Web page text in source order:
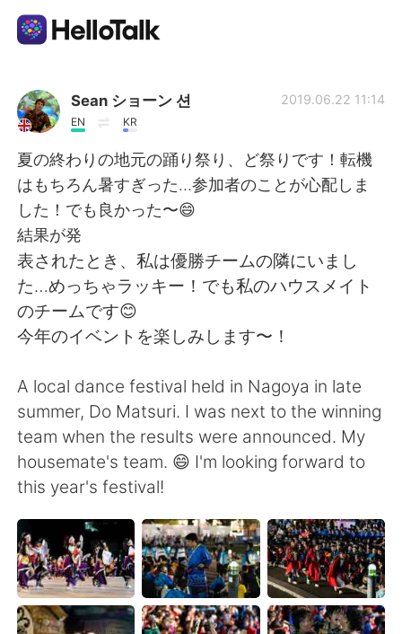
Aplicativo de troca de idioma
AI Grammar Checker
Português
English 简体中文
繁體中文
Deutsch 日本語
Русский
ไทย
Italiano Türkçe
Tiếng Việt
Sean ショーン 션
EN KR
2019.06.22 11:14
夏の終わりの地元の踊り祭り、ど祭りです！転機
はもちろん暑すぎった…参加者のことが心配しま
した！でも良かった〜😄
結果が発
表されたとき、私は優勝チームの隣にいまし
た…めっちゃラッキー！でも私のハウスメイト
のチームです😊
今年のイベントを楽しみします〜！
A local dance festival held in Nagoya in late
summer, Do Matsuri. I was next to the winning
team when the results were announced. My
housemate's team. 😄 I'm looking forward to
this year's festival!